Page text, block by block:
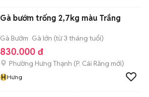
Gà bướm trống 2,7kg màu Trắng
Gà Bướm Gà lớn (từ 3 tháng tuổi)
830.000 đ
Phường Hưng Thạnh (P. Cái Răng mới)
HHưng